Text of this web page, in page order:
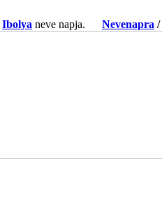
Ibolya neve napja. Nevenapra /